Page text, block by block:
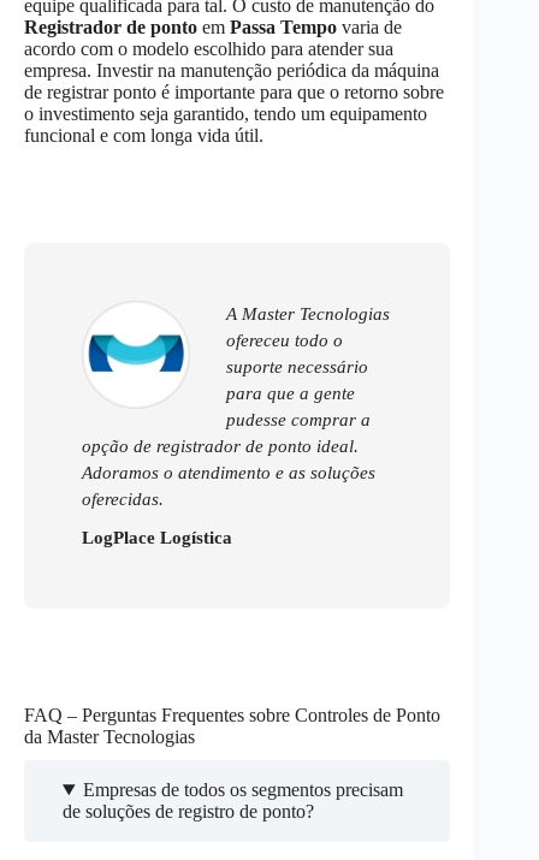
equipe qualificada para tal. O custo de manutenção do
Registrador de ponto em Passa Tempo varia de
acordo com o modelo escolhido para atender sua
empresa. Investir na manutenção periódica da máquina
de registrar ponto é importante para que o retorno sobre
o investimento seja garantido, tendo um equipamento
funcional e com longa vida útil.
A Master Tecnologias
ofereceu todo o
suporte necessário
para que a gente
pudesse comprar a
opção de registrador de ponto ideal.
Adoramos o atendimento e as soluções
oferecidas.
LogPlace Logística
FAQ – Perguntas Frequentes sobre Controles de Ponto
da Master Tecnologias
Empresas de todos os segmentos precisam
de soluções de registro de ponto?